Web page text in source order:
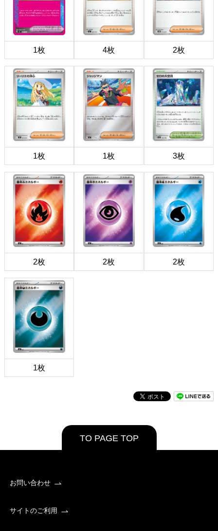
1枚 4枚 2枚
1枚 1枚 3枚
2枚 2枚 2枚
1枚
TO PAGE TOP
お問い合わせ
サイトのご利用